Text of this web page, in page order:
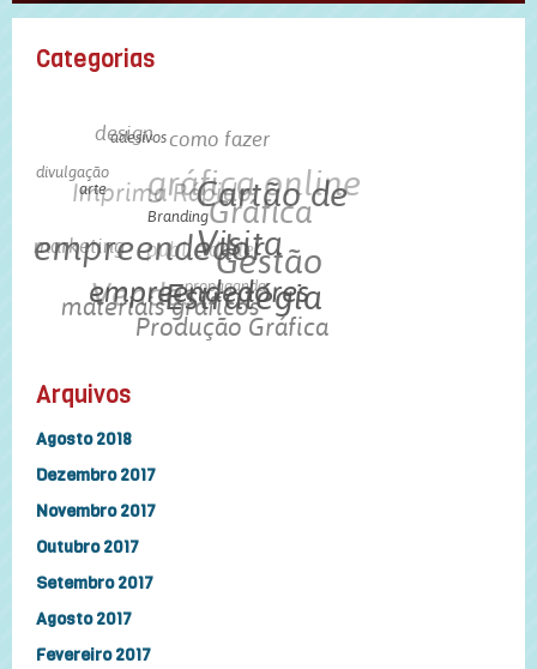
Categorias
adesivos
arte
Branding
Cartão de
Visita
como fazer
design
divulgação
empreendedor
empreendedores
Estratégia
Gestão
Gráfica
gráfica online
Imprima Rápido
marketing
materiais gráficos
Produção Gráfica
propaganda
publicidade
Vendas
Arquivos
Agosto 2018
Dezembro 2017
Novembro 2017
Outubro 2017
Setembro 2017
Agosto 2017
Fevereiro 2017